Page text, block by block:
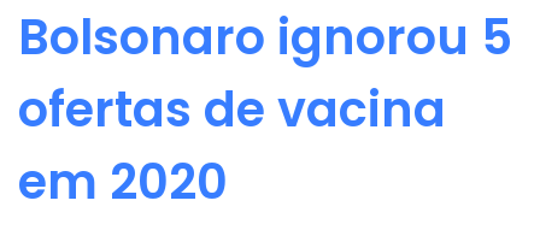
Bolsonaro ignorou 5
ofertas de vacina
em 2020